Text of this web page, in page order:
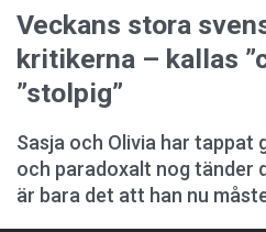
Veckans stora
kritikerna – kallas
”stolpig”
Sasja och Olivia har tappat
och paradoxalt nog tänder
är bara det att han nu